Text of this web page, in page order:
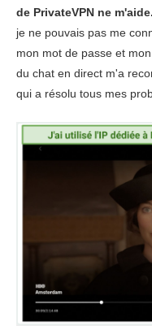
de PrivateVPN ne m'aide.
je ne pouvais pas me
mon mot de passe et
du chat en direct m'a
qui a résolu tous mes